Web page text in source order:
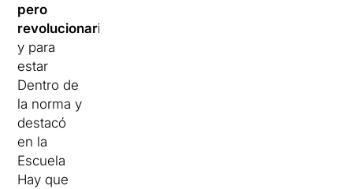
pero
revolucionario
y para
estar
Dentro de
la norma y
destacó
en la
Escuela
Hay que